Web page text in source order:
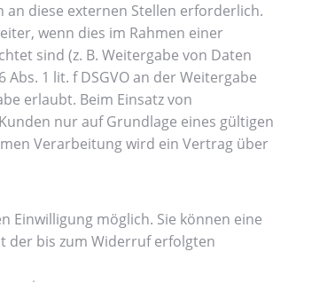
diese externen Stellen erforderlich.
wenn dies im Rahmen einer
sind (z. B. Weitergabe von Daten
1 lit. f DSGVO an der Weitergabe
erlaubt. Beim Einsatz von
nur auf Grundlage eines gültigen
Verarbeitung wird ein Vertrag über
möglich. Sie können eine
der bis zum Widerruf erfolgten